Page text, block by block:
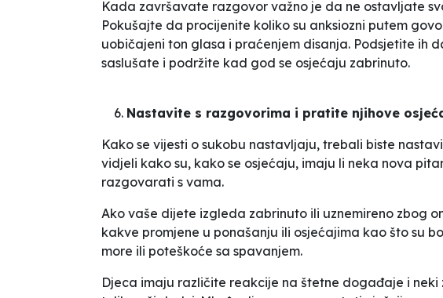
Kada završavate razgovor važno je da ne ostavljate
Pokušajte da procijenite koliko su anksiozni putem
uobičajeni ton glasa i praćenjem disanja. Podsjetite ih
saslušate i podržite kad god se osjećaju zabrinuto.
Nastavite s razgovorima i pratite njihove
Kako se vijesti o sukobu nastavljaju, trebali biste
vidjeli kako su, kako se osjećaju, imaju li neka nova
razgovarati s vama.
Ako vaše dijete izgleda zabrinuto ili uznemireno zbog
kakve promjene u ponašanju ili osjećajima kao što su
more ili poteškoće sa spavanjem.
Djeca imaju različite reakcije na štetne događaje i neki